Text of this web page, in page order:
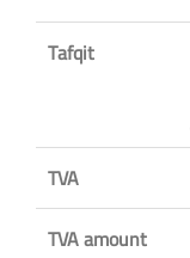
Tafqit
TVA
TVA amount